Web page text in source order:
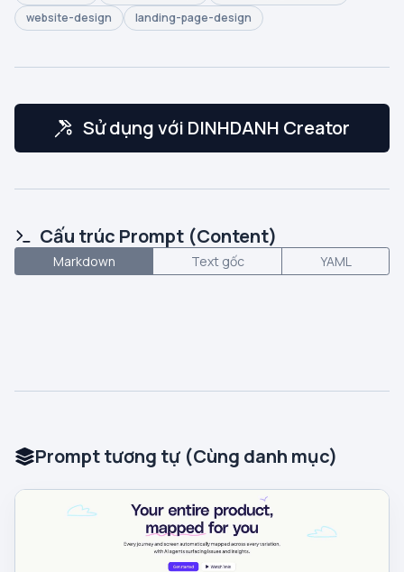
website-design
landing-page-design
Sử dụng với DINHDANH Creator
Cấu trúc Prompt (Content)
Markdown Text gốc YAML
Prompt tương tự (Cùng danh mục)